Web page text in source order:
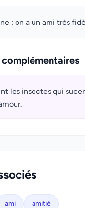
: on a un ami très
les insectes qui
ami amitié